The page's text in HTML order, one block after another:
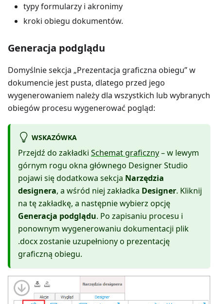
typy formularzy i akronimy
kroki obiegu dokumentów.
Generacja podglądu
Domyślnie sekcja „Prezentacja graficzna obiegu” w
dokumencie jest pusta, dlatego przed jego
wygenerowaniem należy dla wszystkich lub wybranych
obiegów procesu wygenerować pogląd:
WSKAZÓWKA
Przejdź do zakładki Schemat graficzny– w lewym
górnym rogu okna głównego Designer Studio
pojawi się dodatkowa sekcja Narzędzia
designera, a wśród niej zakładka Designer. Kliknij
na tę zakładkę, a następnie wybierz opcję
Generacja podglądu. Po zapisaniu procesu i
ponownym wygenerowaniu dokumentacji plik
.docx zostanie uzupełniony o prezentację
graficzną obiegu.